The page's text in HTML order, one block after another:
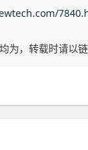
为，转载时请以